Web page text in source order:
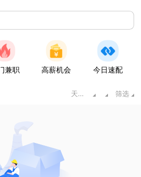
兼职 高薪机会 今日速配
天水甘肃 筛选